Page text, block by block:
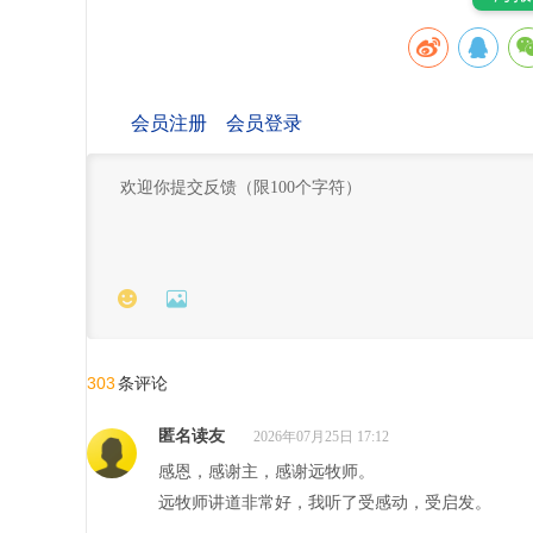
会员注册 会员登录
 
303 条评论
匿名读友 2026年07月25日 17:12
感恩，感谢主，感谢远牧师。
远牧师讲道非常好，我听了受感动，受启发。